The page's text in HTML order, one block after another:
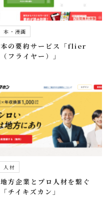
本・漫画
本の要約サービス「flier
（フライヤー）」
人材
地方企業とプロ人材を繋ぐ
「チイキズカン」